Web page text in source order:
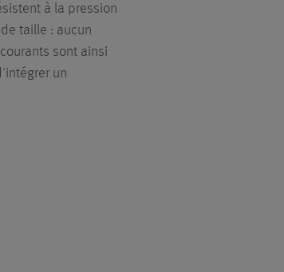
à la pression
taille : aucun
sont ainsi
un